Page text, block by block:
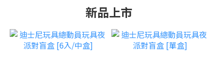
新品上市